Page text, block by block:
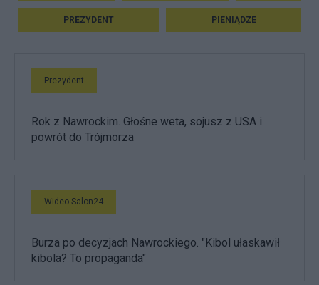
PREZYDENT PIENIĄDZE
Prezydent
Rok z Nawrockim. Głośne weta, sojusz z USA i
powrót do Trójmorza
Wideo Salon24
Burza po decyzjach Nawrockiego. "Kibol ułaskawił
kibola? To propaganda"